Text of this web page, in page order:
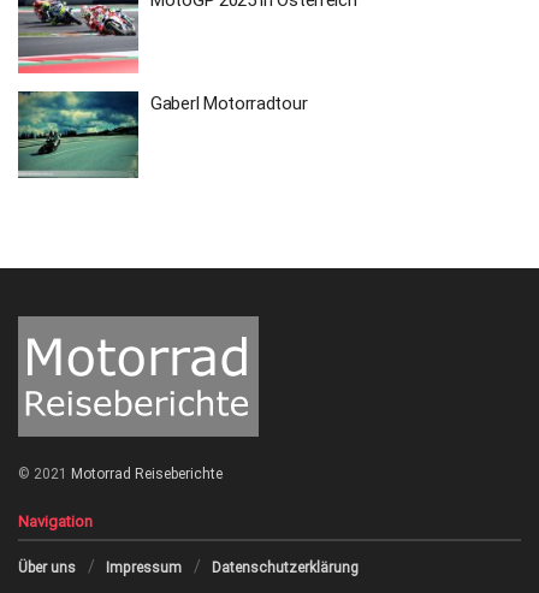
Gaberl Motorradtour
© 2021 Motorrad Reiseberichte
Navigation
Über uns Impressum Datenschutzerklärung